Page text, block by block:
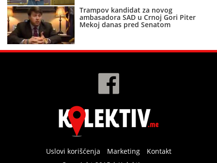
Trampov kandidat za novog
ambasadora SAD u Crnoj Gori Piter
Mekoj danas pred Senatom
Uslovi korišćenja Marketing
Kontakt